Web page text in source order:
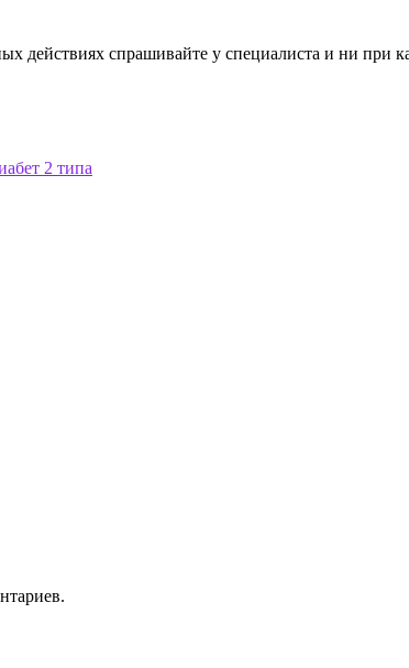
спрашивайте у специалиста и ни при
2 типа